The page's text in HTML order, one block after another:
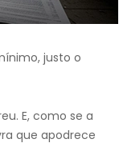
justo o
E, como se a
que apodrece